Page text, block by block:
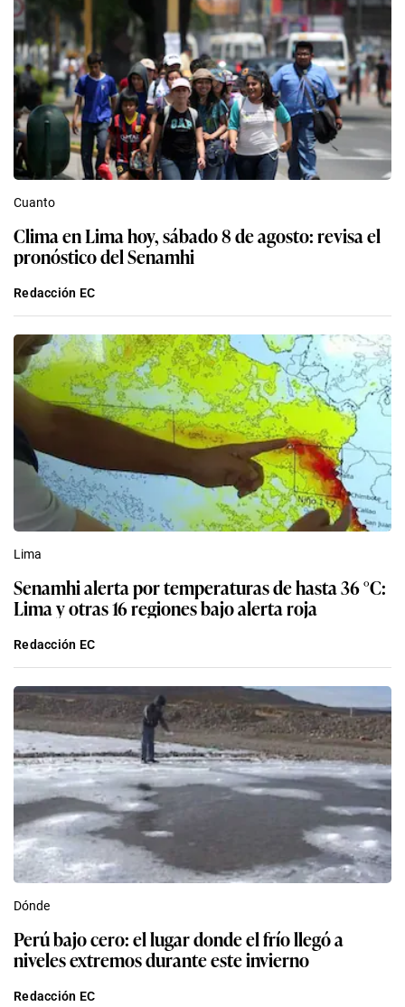
Cuanto
Clima en Lima hoy, sábado 8 de agosto: revisa el
pronóstico del Senamhi
Redacción EC
Lima
Senamhi alerta por temperaturas de hasta 36 °C:
Lima y otras 16 regiones bajo alerta roja
Redacción EC
Dónde
Perú bajo cero: el lugar donde el frío llegó a
niveles extremos durante este invierno
Redacción EC